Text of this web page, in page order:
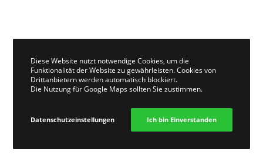
Diese Website nutzt notwendige Cookies, um die
Funktionalität der Website zu gewährleisten. Cookies von
Drittanbietern werden automatisch blockiert.
Die Nutzung für Google Maps sollten Sie zustimmen.
Datenschutzeinstellungen Ich bin Einverstanden